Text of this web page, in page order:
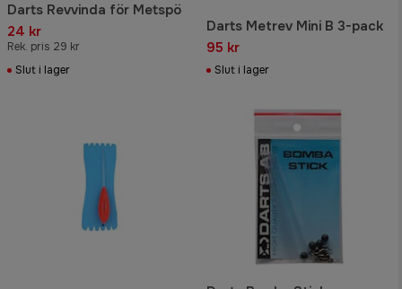
Darts Revvinda för Metspö
24 kr
Rek. pris 29 kr
Slut i lager
Darts Metrev Mini B 3-pack
95 kr
Slut i lager